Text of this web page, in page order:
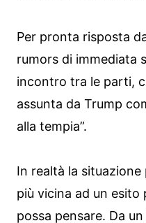
Per pronta risposta
rumors di immediata
incontro tra le parti,
assunta da Trump
alla tempia”.
In realtà la
più vicina ad un
possa pensare. Da